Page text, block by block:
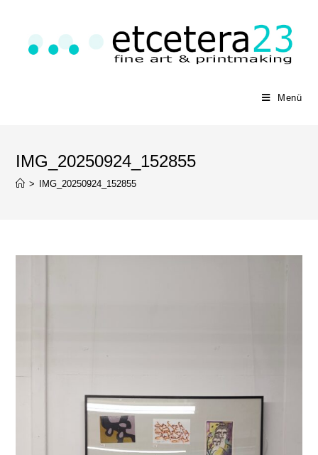
Menü
IMG_20250924_152855
> IMG_20250924_152855